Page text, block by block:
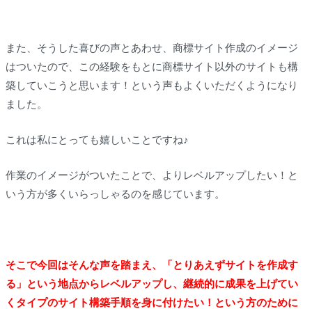
また、そうした喜びの声とあわせ、商標サイト作成のイメージ
はついたので、この経験をもとに商標サイト以外のサイトも構
築していこうと思います！という声もよくいただくようになり
ました。
これは私にとっても嬉しいことですね♪
作業のイメージがついたことで、よりレベルアップしたい！と
いう方が多くいらっしゃるのを感じています。
そこで今回はそんな声を踏まえ、「とりあえずサイトを作成す
る」という地点からレベルアップし、継続的に成果を上げてい
くタイプのサイト構築手順を身に付けたい！という方のために